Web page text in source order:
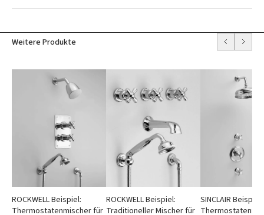
Weitere Produkte
ROCKWELL Beispiel:
Thermostatenmischer für
ROCKWELL Beispiel:
Traditioneller Mischer für
SINCLAIR Beispiel: